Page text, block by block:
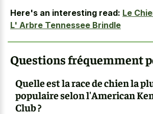
Here's an interesting read: Le
L' Arbre Tennessee Brindle
Questions fréquemment
Quelle est la race de chien la
populaire selon l'American
Club ?